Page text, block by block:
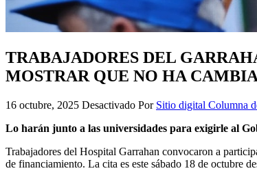
TRABAJADORES DEL
MOSTRAR QUE NO HA
16 octubre, 2025 Desactivado Por Sitio digital Columna
Lo harán junto a las universidades para exigirle al
Trabajadores del Hospital Garrahan convocaron a
de financiamiento. La cita es este sábado 18 de octubre